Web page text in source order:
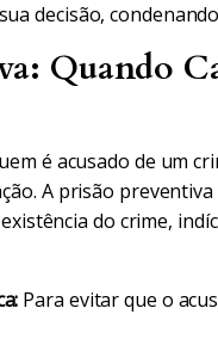
decisão,
Quando
é acusado de um
A prisão
do crime,
Para evitar que o